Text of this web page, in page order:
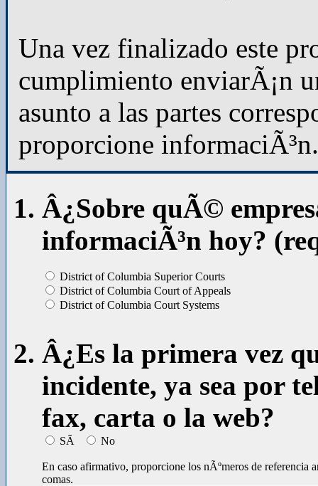
Una vez finalizado este
cumplimiento enviarÃ¡n
asunto a las partes
proporcione informaciÃ³n.
Â¿Sobre quÃ©
informaciÃ³n hoy?
District of Columbia Superior Courts
District of Columbia Court of Appeals
District of Columbia Court Systems
Â¿Es la primera vez
incidente, ya sea por
fax, carta o la web?
SÃ­ No
En caso afirmativo, proporcione los nÃºmeros de referencia
comas.